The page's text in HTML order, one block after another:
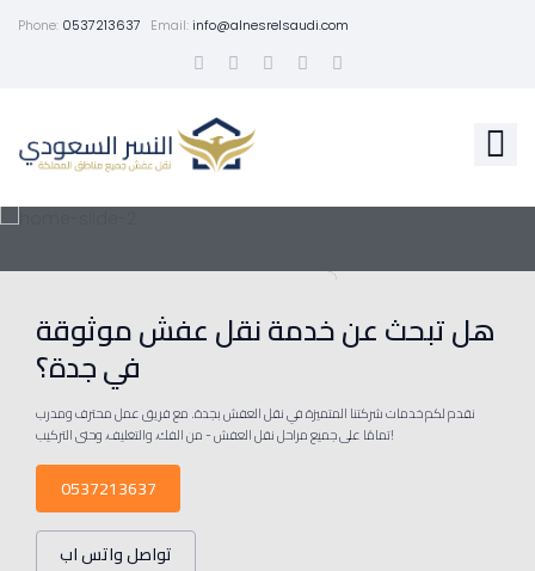
Phone: 0537213637 Email:info@alnesrelsaudi.com
هل تبحث عن خدمة نقل عفش موثوقة
في جدة؟
نقدم لكم خدمات شركتنا المتميزة في نقل العفش بجدة. مع فريق عمل محترف ومدرب
تمامًا على جميع مراحل نقل العفش - من الفك، والتغليف، وحتى التركيب!
0537213637
تواصل واتس اب